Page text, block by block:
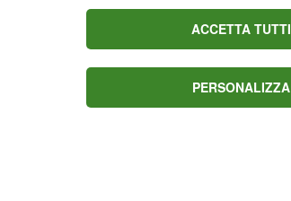
ACCETTA TUTTI
PERSONALIZZA